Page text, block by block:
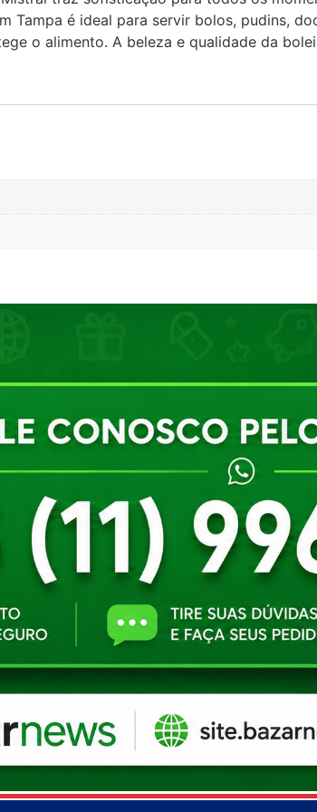
Tampa é ideal para servir bolos, pudins,
o alimento. A beleza e qualidade da